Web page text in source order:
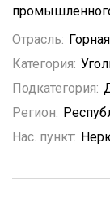
Отрасль:
Категория:
Подкатегория:
Регион:
Нас. пункт: